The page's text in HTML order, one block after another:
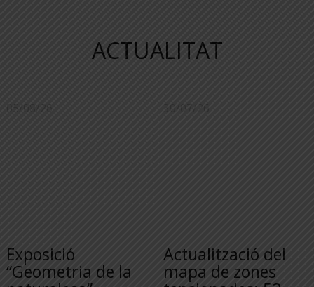
ACTUALITAT
05/08/26
Exposició
“Geometria de la
30/07/26
Actualització del
mapa de zones